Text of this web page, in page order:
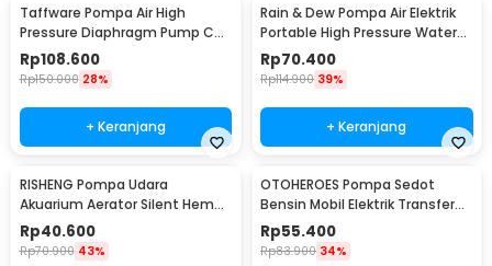
Taffware Pompa Air High
Pressure Diaphragm Pump Car
Wash 0.55 MPa 80W - D-1
Rp108.600
Rp150.000 28%
+ Keranjang
Rain & Dew Pompa Air Elektrik
Portable High Pressure Water
Pump 12V - DP-726
Rp70.400
Rp114.900 39%
+ Keranjang
RISHENG Pompa Udara
Akuarium Aerator Silent Hemat
Energi 2.4W - RS-511
Rp40.600
Rp70.900 43%
OTOHEROES Pompa Sedot
Bensin Mobil Elektrik Transfer
Pump 38mm DC 12V - CT-14
Rp55.400
Rp83.900 34%